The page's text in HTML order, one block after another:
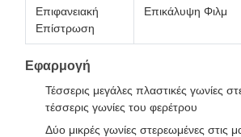
Επιφανειακή
Επίστρωση
Επικάλυψη Φιλμ
Εφαρμογή
Τέσσερις μεγάλες πλαστικές γωνίες
τέσσερις γωνίες του φερέτρου
Δύο μικρές γωνίες στερεωμένες στις